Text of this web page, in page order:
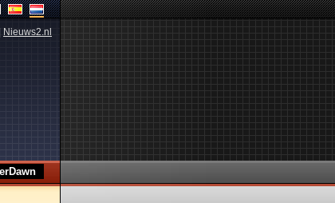
Nieuws2.nl